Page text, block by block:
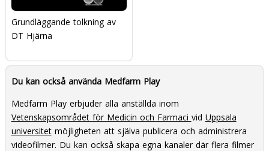
Grundläggande tolkning av
DT Hjärna
Du kan också använda Medfarm Play
Medfarm Play erbjuder alla anställda inom
Vetenskapsområdet för Medicin och Farmaci vid Uppsala
universitetmöjligheten att själva publicera och administrera
videofilmer. Du kan också skapa egna kanaler där flera filmer